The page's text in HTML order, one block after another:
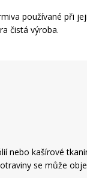
používané při
čistá výroba.
nebo kašírové
se může